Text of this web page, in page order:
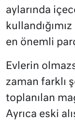
aylarında
en önemli
Evlerin
zaman farklı
toplanılan
Ayrıca eski